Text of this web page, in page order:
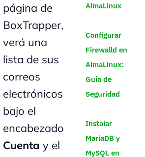
página de
BoxTrapper,
verá una
lista de sus
correos
electrónicos
bajo el
encabezado
Cuenta y el
AlmaLinux
Configurar
Firewalld en
AlmaLinux:
Guía de
Seguridad
Instalar
MariaDB y
MySQL en